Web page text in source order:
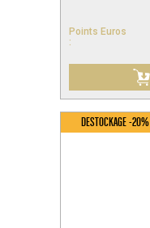
Points Euros
:
DESTOCKAGE -20%